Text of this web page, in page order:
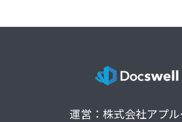
運営：株式会社アプ